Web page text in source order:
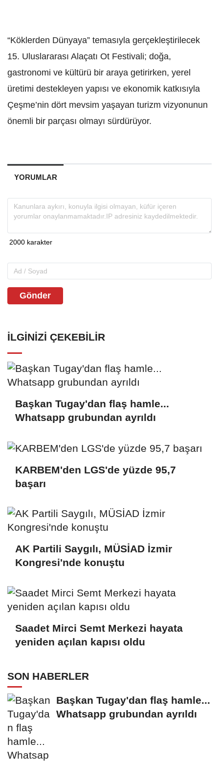
“Köklerden Dünyaya” temasıyla gerçekleştirilecek
15. Uluslararası Alaçatı Ot Festivali; doğa,
gastronomi ve kültürü bir araya getirirken, yerel
üretimi destekleyen yapısı ve ekonomik katkısıyla
Çeşme’nin dört mevsim yaşayan turizm vizyonunun
önemli bir parçası olmayı sürdürüyor.
YORUMLAR
Gönder
İLGINIZI ÇEKEBILIR
Başkan Tugay'dan flaş hamle...
Whatsapp grubundan ayrıldı
KARBEM'den LGS'de yüzde 95,7
başarı
AK Partili Saygılı, MÜSİAD İzmir
Kongresi'nde konuştu
Saadet Mirci Semt Merkezi hayata
yeniden açılan kapısı oldu
SON HABERLER
Başkan Tugay'dan flaş hamle...
Whatsapp grubundan ayrıldı